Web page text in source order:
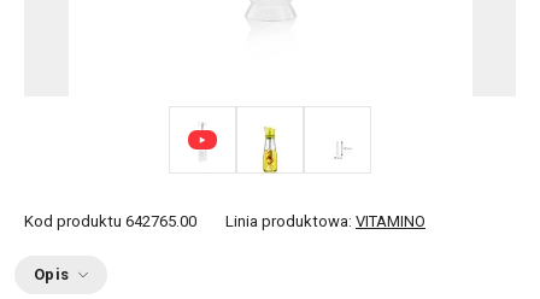
Kod produktu 642765.00 Linia produktowa: VITAMINO
Opis